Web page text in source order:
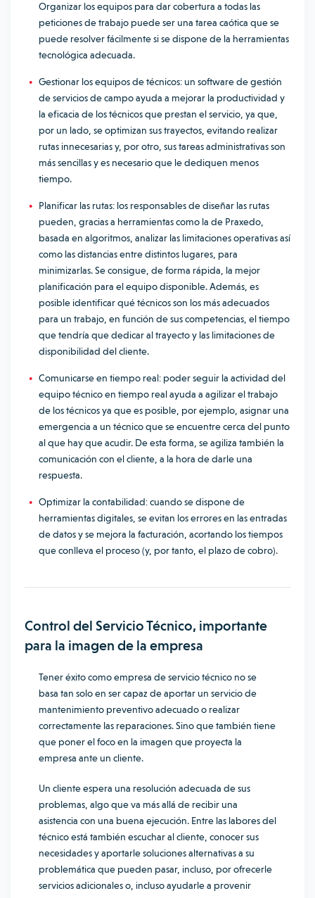
Organizar los equipos para dar cobertura a todas las
peticiones de trabajo puede ser una tarea caótica que se
puede resolver fácilmente si se dispone de la herramientas
tecnológica adecuada.
Gestionar los equipos de técnicos: un software de gestión
de servicios de campo ayuda a mejorar la productividad y
la eficacia de los técnicos que prestan el servicio, ya que,
por un lado, se optimizan sus trayectos, evitando realizar
rutas innecesarias y, por otro, sus tareas administrativas son
más sencillas y es necesario que le dediquen menos
tiempo.
Planificar las rutas: los responsables de diseñar las rutas
pueden, gracias a herramientas como la de Praxedo,
basada en algoritmos, analizar las limitaciones operativas así
como las distancias entre distintos lugares, para
minimizarlas. Se consigue, de forma rápida, la mejor
planificación para el equipo disponible. Además, es
posible identificar qué técnicos son los más adecuados
para un trabajo, en función de sus competencias, el tiempo
que tendría que dedicar al trayecto y las limitaciones de
disponibilidad del cliente.
Comunicarse en tiempo real: poder seguir la actividad del
equipo técnico en tiempo real ayuda a agilizar el trabajo
de los técnicos ya que es posible, por ejemplo, asignar una
emergencia a un técnico que se encuentre cerca del punto
al que hay que acudir. De esta forma, se agiliza también la
comunicación con el cliente, a la hora de darle una
respuesta.
Optimizar la contabilidad: cuando se dispone de
herramientas digitales, se evitan los errores en las entradas
de datos y se mejora la facturación, acortando los tiempos
que conlleva el proceso (y, por tanto, el plazo de cobro).
Control del Servicio Técnico, importante
para la imagen de la empresa
Tener éxito como empresa de servicio técnico no se
basa tan solo en ser capaz de aportar un servicio de
mantenimiento preventivo adecuado o realizar
correctamente las reparaciones. Sino que también tiene
que poner el foco en la imagen que proyecta la
empresa ante un cliente.
Un cliente espera una resolución adecuada de sus
problemas, algo que va más allá de recibir una
asistencia con una buena ejecución. Entre las labores del
técnico está también escuchar al cliente, conocer sus
necesidades y aportarle soluciones alternativas a su
problemática que pueden pasar, incluso, por ofrecerle
servicios adicionales o, incluso ayudarle a provenir